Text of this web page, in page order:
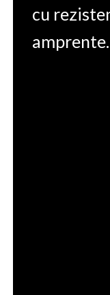
cu
amprente.